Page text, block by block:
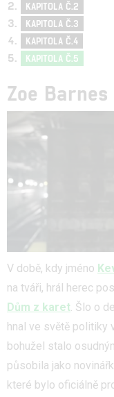
KAPITOLA Č.2
KAPITOLA Č.3
KAPITOLA Č.4
KAPITOLA Č.5
Zoe Barnes
V době, kdy jméno
na tváři, hrál herec
Dům z karet. Šlo o
hnal ve světě politiky
bohužel stalo
působila jako
které bylo oficiálně